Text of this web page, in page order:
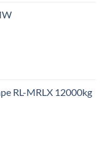
RL-MRLX 12000kg